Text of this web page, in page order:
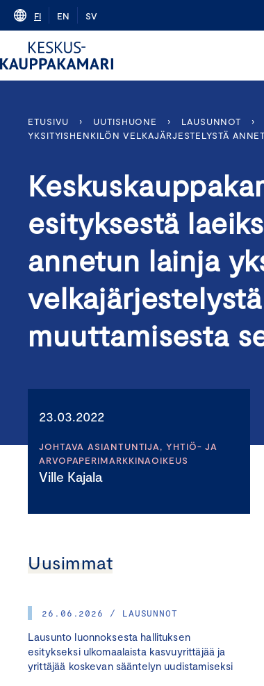
Skip
content
FI EN SV
ETUSIVU › UUTISHUONE › LAUSUNNOT ›
YKSITYISHENKILÖN VELKAJÄRJESTELYSTÄ
esityksestä
annetun lainja
muuttamisesta
23.03.2022
JOHTAVA ASIANTUNTIJA, YHTIÖ- JA
ARVOPAPERIMARKKINAOIKEUS
Ville Kajala
Uusimmat
26.06.2026 / LAUSUNNOT
Lausunto luonnoksesta hallituksen
esitykseksi ulkomaalaista kasvuyrittäjää ja
yrittäjää koskevan sääntelyn uudistamiseksi